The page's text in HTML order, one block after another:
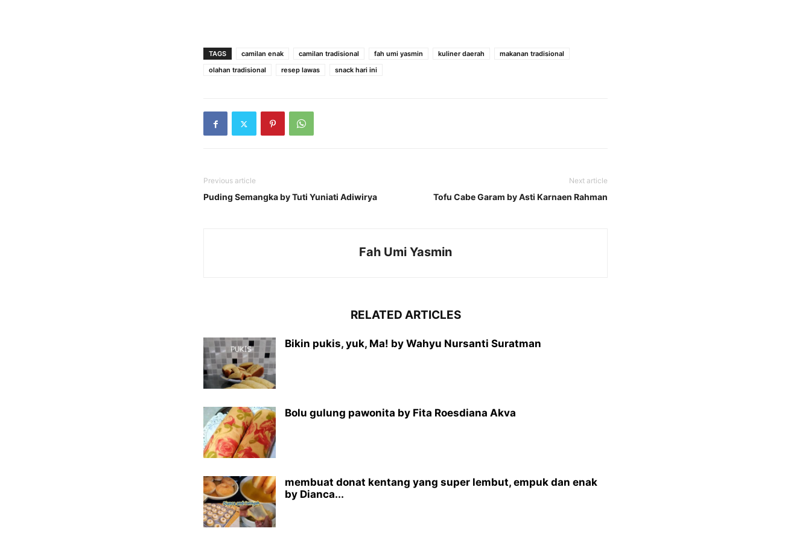
TAGS camilan enak camilan tradisional fah umi yasmin kuliner daerah
makanan tradisional
olahan tradisional
resep lawas snack hari ini
Previous article
Puding Semangka by Tuti Yuniati Adiwirya
Next article
Tofu Cabe Garam by Asti Karnaen Rahman
Fah Umi Yasmin
RELATED ARTICLES
Bikin pukis, yuk, Ma! by Wahyu Nursanti Suratman
Bolu gulung pawonita by Fita Roesdiana Akva
membuat donat kentang yang super lembut, empuk dan enak
by Dianca...